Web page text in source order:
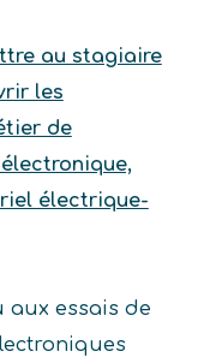
au stagiaire
les
de
électrique-
aux essais de